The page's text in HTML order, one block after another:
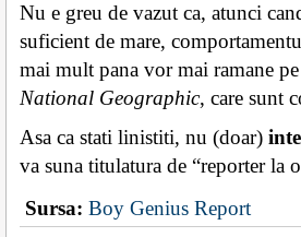
Nu e greu de vazut ca, atunci
suficient de mare,
mai mult pana vor mai ramane
National Geographic, care sunt
Asa ca stati linistiti, nu (doar)
va suna titulatura de “reporter la
Sursa: Boy Genius Report